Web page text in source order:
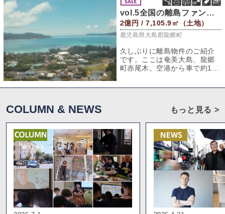
vol.5全国の離島ファンへ捧ぐ、憧れの島物件
2億円 / 7,105.9㎡（土地）
鹿児島県大島郡龍郷町
久しぶりに離島物件のご紹介
です。ここは奄美大島、龍郷
町赤尾木。空港から車で約15
COLUMN & NEWS もっと見る >